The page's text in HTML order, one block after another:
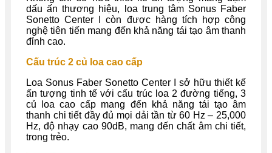
dấu ấn thương hiệu, loa trung tâm Sonus Faber
Sonetto Center I còn được hàng tích hợp công
nghệ tiên tiến mang đến khả năng tái tạo âm thanh
đỉnh cao.
Cấu trúc 2 củ loa cao cấp
Loa Sonus Faber Sonetto Center I sở hữu thiết kế
ấn tượng tinh tế với cấu trúc loa 2 đường tiếng, 3
củ loa cao cấp mang đến khả năng tái tạo âm
thanh chi tiết đầy đủ mọi dải tần từ 60 Hz – 25,000
Hz, độ nhạy cao 90dB, mang đến chất âm chi tiết,
trong trẻo.